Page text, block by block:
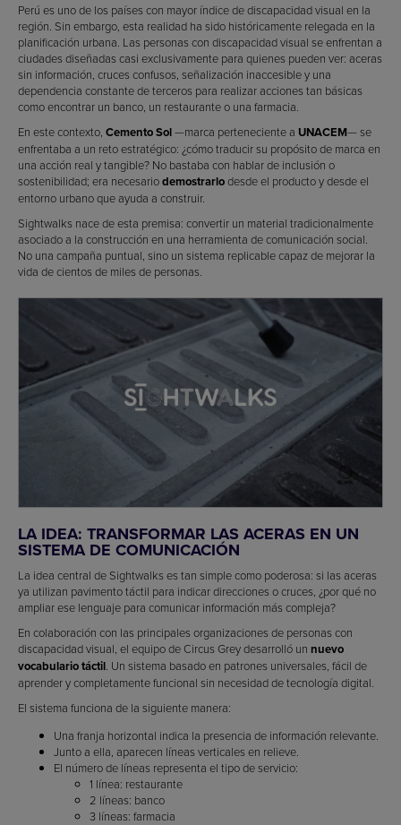
Perú es uno de los países con mayor índice de discapacidad visual en la
región. Sin embargo, esta realidad ha sido históricamente relegada en la
planificación urbana. Las personas con discapacidad visual se enfrentan a
ciudades diseñadas casi exclusivamente para quienes pueden ver: aceras
sin información, cruces confusos, señalización inaccesible y una
dependencia constante de terceros para realizar acciones tan básicas
como encontrar un banco, un restaurante o una farmacia.
En este contexto, Cemento Sol—marca perteneciente a UNACEM— se
enfrentaba a un reto estratégico: ¿cómo traducir su propósito de marca en
una acción real y tangible? No bastaba con hablar de inclusión o
sostenibilidad; era necesariodemostrarlodesde el producto y desde el
entorno urbano que ayuda a construir.
Sightwalks nace de esta premisa: convertir un material tradicionalmente
asociado a la construcción en una herramienta de comunicación social.
No una campaña puntual, sino un sistema replicable capaz de mejorar la
vida de cientos de miles de personas.
LA IDEA: TRANSFORMAR LAS ACERAS EN UN
SISTEMA DE COMUNICACIÓN
La idea central de Sightwalks es tan simple como poderosa: si las aceras
ya utilizan pavimento táctil para indicar direcciones o cruces, ¿por qué no
ampliar ese lenguaje para comunicar información más compleja?
En colaboración con las principales organizaciones de personas con
discapacidad visual, el equipo de Circus Grey desarrolló un nuevo
vocabulario táctil. Un sistema basado en patrones universales, fácil de
aprender y completamente funcional sin necesidad de tecnología digital.
El sistema funciona de la siguiente manera:
Una franja horizontal indica la presencia de información relevante.
Junto a ella, aparecen líneas verticales en relieve.
El número de líneas representa el tipo de servicio:
1 línea: restaurante
2 líneas: banco
3 líneas: farmacia